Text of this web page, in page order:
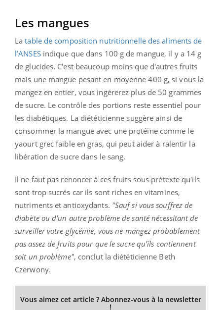
Les mangues
Latable de composition nutritionnelle des aliments de
l’ANSESindique que dans 100 g de mangue, il y a 14 g
de glucides. C'est beaucoup moins que d'autres fruits
mais une mangue pesant en moyenne 400 g, si vous la
mangez en entier, vous ingérerez plus de 50 grammes
de sucre. Le contrôle des portions reste essentiel pour
les diabétiques. La diététicienne suggère ainsi de
consommer la mangue avec une protéine comme le
yaourt grec faible en gras, qui peut aider à ralentir la
libération de sucre dans le sang.
Il ne faut pas renoncer à ces fruits sous prétexte qu'ils
sont trop sucrés car ils sont riches en vitamines,
nutriments et antioxydants. "Sauf si vous souffrez de
diabète ou d'un autre problème de santé nécessitant de
surveiller votre glycémie, vous ne mangez probablement
pas assez de fruits pour que le sucre qu'ils contiennent
soit un problème", conclut la diététicienne Beth
Czerwony.
Vous aimez cet article ? Abonnez-vous à la newsletter
!